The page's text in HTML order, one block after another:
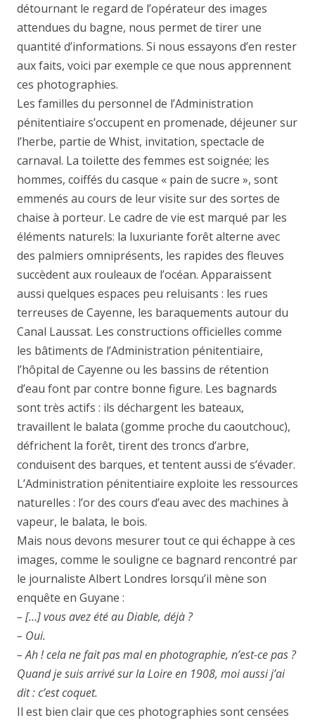
détournant le regard de l’opérateur des images
attendues du bagne, nous permet de tirer une
quantité d’informations. Si nous essayons d’en rester
aux faits, voici par exemple ce que nous apprennent
ces photographies.
Les familles du personnel de l’Administration
pénitentiaire s’occupent en promenade, déjeuner sur
l’herbe, partie de Whist, invitation, spectacle de
carnaval. La toilette des femmes est soignée; les
hommes, coiffés du casque « pain de sucre », sont
emmenés au cours de leur visite sur des sortes de
chaise à porteur. Le cadre de vie est marqué par les
éléments naturels: la luxuriante forêt alterne avec
des palmiers omniprésents, les rapides des fleuves
succèdent aux rouleaux de l’océan. Apparaissent
aussi quelques espaces peu reluisants : les rues
terreuses de Cayenne, les baraquements autour du
Canal Laussat. Les constructions officielles comme
les bâtiments de l’Administration pénitentiaire,
l’hôpital de Cayenne ou les bassins de rétention
d’eau font par contre bonne figure. Les bagnards
sont très actifs : ils déchargent les bateaux,
travaillent le balata (gomme proche du caoutchouc),
défrichent la forêt, tirent des troncs d’arbre,
conduisent des barques, et tentent aussi de s’évader.
L’Administration pénitentiaire exploite les ressources
naturelles : l’or des cours d’eau avec des machines à
vapeur, le balata, le bois.
Mais nous devons mesurer tout ce qui échappe à ces
images, comme le souligne ce bagnard rencontré par
le journaliste Albert Londres lorsqu’il mène son
enquête en Guyane :
– […] vous avez été au Diable, déjà ?
– Oui.
– Ah ! cela ne fait pas mal en photographie, n’est-ce pas ?
Quand je suis arrivé sur la Loire en 1908, moi aussi j’ai
dit : c’est coquet.
Il est bien clair que ces photographies sont censées